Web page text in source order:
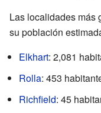
Las localidades más
su población
Elkhart: 2,081
Rolla: 453
Richfield: 45